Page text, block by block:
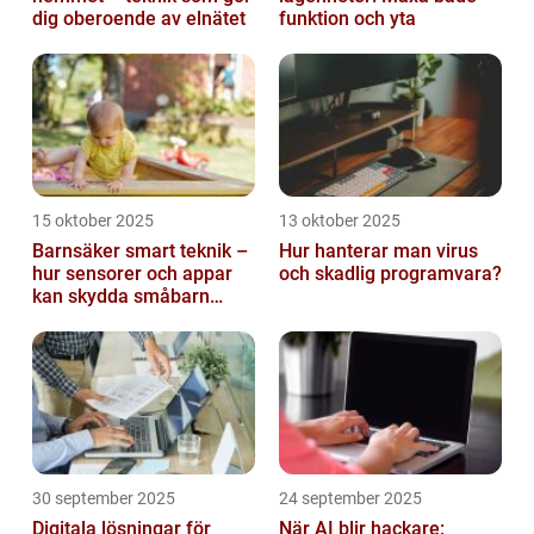
dig oberoende av elnätet
funktion och yta
15 oktober 2025
Barnsäker smart teknik –
hur sensorer och appar
kan skydda småbarn
13 oktober 2025
Hur hanterar man virus
och skadlig programvara?
30 september 2025
Digitala lösningar för
24 september 2025
När AI blir hackare: